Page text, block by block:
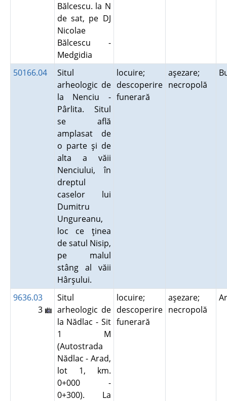
Bălcescu. la N
de sat, pe DJ
Nicolae
Bălcescu -
Medgidia
50166.04
Situl
arheologic de
la Nenciu -
Pârlita. Situl
se află
amplasat de
o parte şi de
alta a văii
Nenciului, în
dreptul
caselor lui
Dumitru
Ungureanu,
loc ce ţinea
de satul Nisip,
pe malul
stâng al văii
Hârşului.
locuire;
descoperire
funerară
aşezare;
necropolă
9636.03
3
Situl
arheologic de
la Nădlac - Sit
1 M
(Autostrada
Nădlac - Arad,
lot 1, km.
0+000 -
0+300). La
locuire;
descoperire
funerară
aşezare;
necropolă